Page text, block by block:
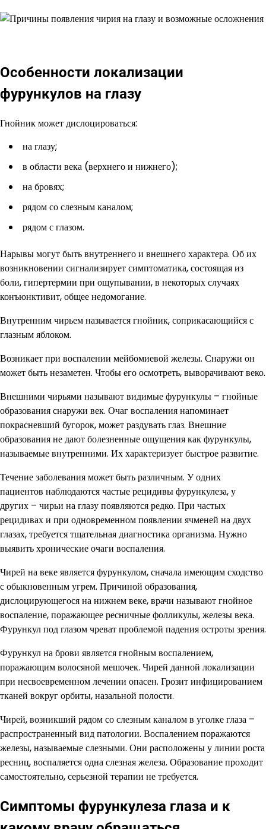
Особенности локализации
фурункулов на глазу
Гнойник может дислоцироваться:
на глазу;
в области века (верхнего и нижнего);
на бровях;
рядом со слезным каналом;
рядом с глазом.
Нарывы могут быть внутреннего и внешнего характера. Об их
возникновении сигнализирует симптоматика, состоящая из
боли, гипертермии при ощупывании, в некоторых случаях
конъюнктивит, общее недомогание.
Внутренним чирьем называется гнойник, соприкасающийся с
глазным яблоком.
Возникает при воспалении мейбомиевой железы. Снаружи он
может быть незаметен. Чтобы его осмотреть, выворачивают веко.
Внешними чирьями называют видимые фурункулы – гнойные
образования снаружи век. Очаг воспаления напоминает
покрасневший бугорок, может раздувать глаз. Внешние
образования не дают болезненные ощущения как фурункулы,
называемые внутренними. Их характеризует быстрое развитие.
Течение заболевания может быть различным. У одних
пациентов наблюдаются частые рецидивы фурункулеза, у
других – чирьи на глазу появляются редко. При частых
рецидивах и при одновременном появлении ячменей на двух
глазах, требуется тщательная диагностика организма. Нужно
выявить хронические очаги воспаления.
Чирей на веке является фурункулом, сначала имеющим сходство
с обыкновенным угрем. Причиной образования,
дислоцирующегося на нижнем веке, врачи называют гнойное
воспаление, поражающее ресничные фолликулы, железы века.
Фурункул под глазом чреват проблемой падения остроты зрения.
Фурункул на брови является гнойным воспалением,
поражающим волосяной мешочек. Чирей данной локализации
при несвоевременном лечении опасен. Грозит инфицированием
тканей вокруг орбиты, назальной полости.
Чирей, возникший рядом со слезным каналом в уголке глаза –
распространенный вид патологии. Воспалением поражаются
железы, называемые слезными. Они расположены у линии роста
ресниц, воспаляется одна слезная железа. Образование проходит
самостоятельно, серьезной терапии не требуется.
Симптомы фурункулеза глаза и к